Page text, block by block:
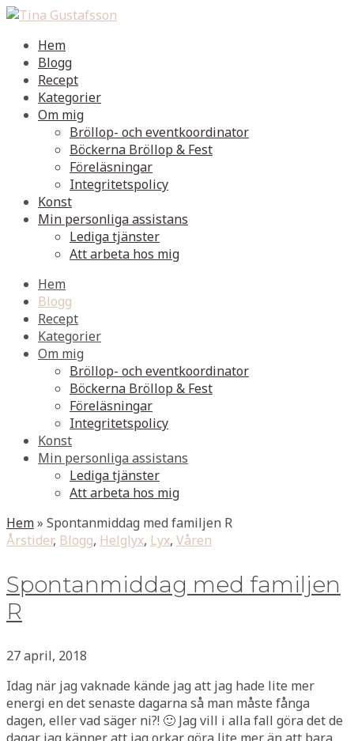
Hem
Blogg
Recept
Kategorier
Om mig
Bröllop- och eventkoordinator
Böckerna Bröllop & Fest
Föreläsningar
Integritetspolicy
Konst
Min personliga assistans
Lediga tjänster
Att arbeta hos mig
Hem
Blogg
Recept
Kategorier
Om mig
Bröllop- och eventkoordinator
Böckerna Bröllop & Fest
Föreläsningar
Integritetspolicy
Konst
Min personliga assistans
Lediga tjänster
Att arbeta hos mig
Hem» Spontanmiddag med familjen R
Årstider, Blogg, Helglyx, Lyx, Våren
Spontanmiddag med familjen
R
27 april, 2018
Idag när jag vaknade kände jag att jag hade lite mer
energi en det senaste dagarna så man måste fånga
dagen, eller vad säger ni?! 🙂 Jag vill i alla fall göra det de